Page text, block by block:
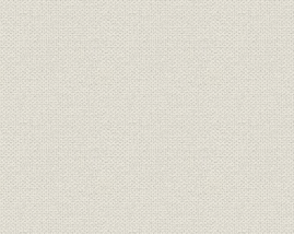
第五編 株式会社昭和時代(昭和元年以
第一章 総説
第二章 ベロ、高炉、マスコン各
第一節 高級セメントの研究
第二節 浅野超高級セメント会